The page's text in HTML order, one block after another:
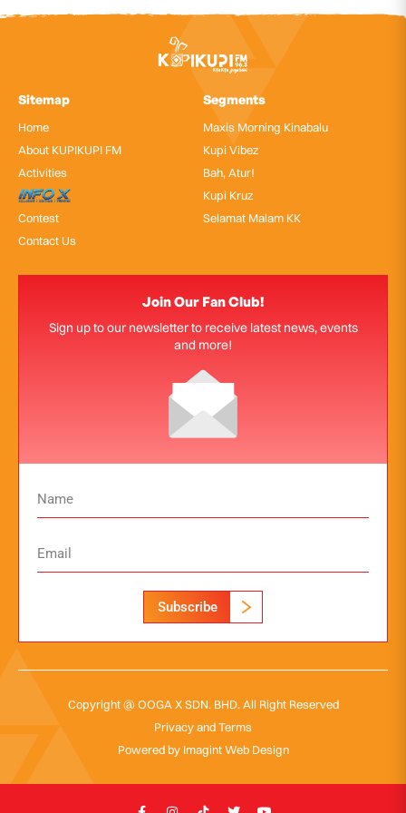
Sitemap
Home
About KUPIKUPI FM
Activities
InfoX
Contest
Contact Us
Segments
Maxis Morning Kinabalu
Kupi Vibez
Bah, Atur!
Kupi Kruz
Selamat Malam KK
Join Our Fan Club!
Sign up to our newsletter to receive latest news, events
and more!
Subscribe
Copyright @ OOGA X SDN. BHD. All Right Reserved
Privacy and Terms
Powered by Imagint Web Design